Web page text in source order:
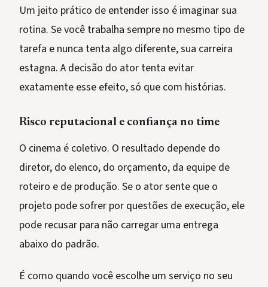
Um jeito prático de entender isso é imaginar sua
rotina. Se você trabalha sempre no mesmo tipo de
tarefa e nunca tenta algo diferente, sua carreira
estagna. A decisão do ator tenta evitar
exatamente esse efeito, só que com histórias.
Risco reputacional e confiança no time
O cinema é coletivo. O resultado depende do
diretor, do elenco, do orçamento, da equipe de
roteiro e de produção. Se o ator sente que o
projeto pode sofrer por questões de execução, ele
pode recusar para não carregar uma entrega
abaixo do padrão.
É como quando você escolhe um serviço no seu